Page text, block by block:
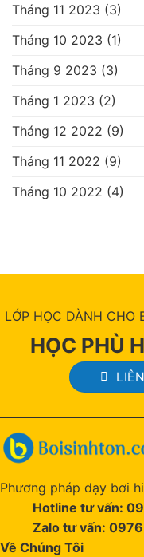
Tháng 11 2023 (3)
Tháng 10 2023 (1)
Tháng 9 2023 (3)
Tháng 1 2023 (2)
Tháng 12 2022 (9)
Tháng 11 2022 (9)
Tháng 10 2022 (4)
LỚP HỌC DÀNH CHO
HỌC PHÙ
Phương pháp dạy bơi
Hotline tư vấn:
Zalo tư vấn:
Về Chúng Tôi